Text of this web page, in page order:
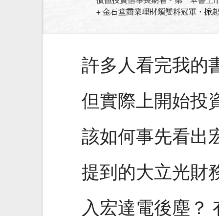
許多人看完我的
但實際上開始投
該如何事先看出
提到的大立光財
入宏達電後塵？